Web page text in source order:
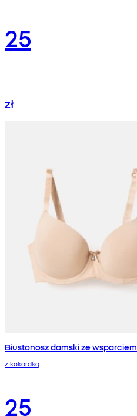
25
zł
Biustonosz damski ze wsparciem
z kokardką
25